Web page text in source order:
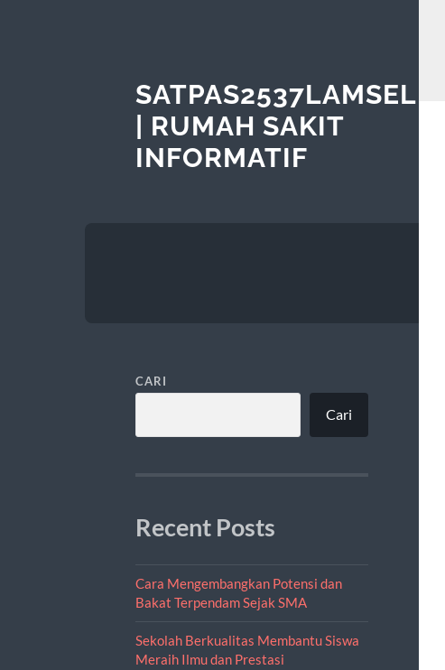
SATPAS2537LAMSEL
| RUMAH SAKIT
INFORMATIF
CARI
Cari
Recent Posts
Cara Mengembangkan Potensi dan
Bakat Terpendam Sejak SMA
Sekolah Berkualitas Membantu Siswa
Meraih Ilmu dan Prestasi